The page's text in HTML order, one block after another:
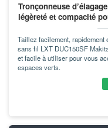
Tronçonneuse
légèreté et compacité
Taillez facilement, rapidement
sans fil LXT DUC150SF
et facile à utiliser pour vous
espaces verts.